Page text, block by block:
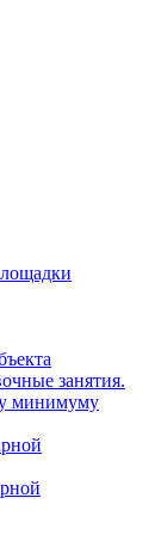
занятия.
минимуму